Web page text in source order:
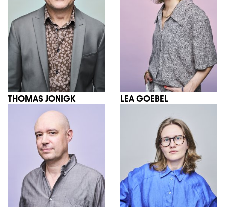
THOMAS JONIGK LEA GOEBEL